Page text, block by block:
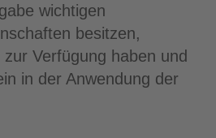
wichtigen
besitzen,
Verfügung haben und
in der Anwendung der